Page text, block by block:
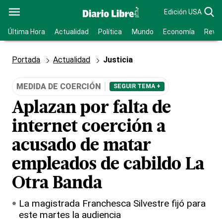
Edición USA
Última Hora Actualidad Política Mundo Economía
Portada Actualidad Justicia
MEDIDA DE COERCIÓN SEGUIR TEMA +
Aplazan por falta de
internet coerción a
acusado de matar
empleados de cabildo La
Otra Banda
La magistrada Franchesca Silvestre fijó para
este martes la audiencia